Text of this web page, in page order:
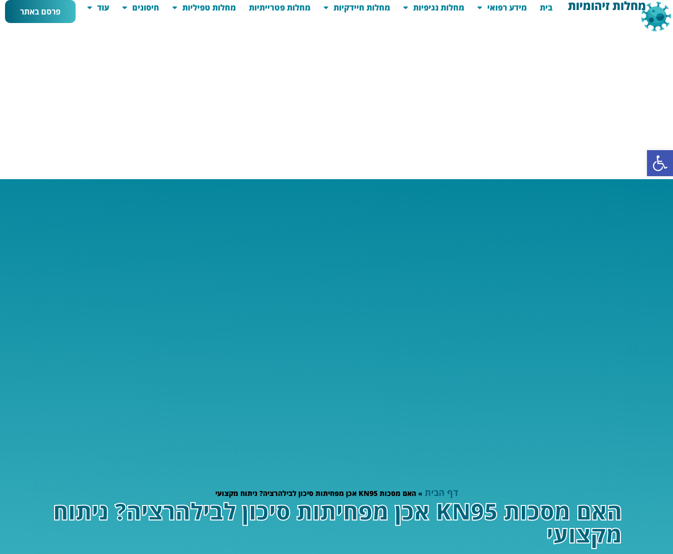
פתח סרגל נגישות
מחלות זיהומיות בית מידע רפואי מחלות נגיפיות מחלות חיידקיות מחלות פטרייתיות מחלות טפיליות חיסונים עוד פרסם באתר
דף הבית »האם מסכות KN95 אכן מפחיתות סיכון לבילהרציה? ניתוח מקצועי
האם מסכות KN95 אכן מפחיתות סיכון לבילהרציה? ניתוח
מקצועי